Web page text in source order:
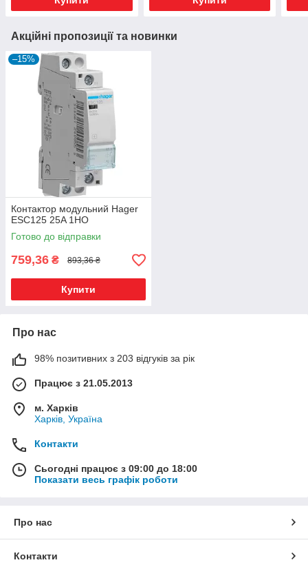
Акційні пропозиції та новинки
–15%
Контактор модульний Hager
ESC125 25A 1НО
Готово до відправки
759,36 ₴ 893,36 ₴
Купити
Про нас
98% позитивних з 203 відгуків за рік
Працює з 21.05.2013
м. Харків
Харків, Україна
Контакти
Сьогодні працює з 09:00 до 18:00
Показати весь графік роботи
Про нас
Контакти